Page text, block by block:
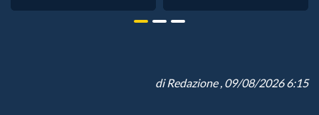
diRedazione, 09/08/2026 6:15